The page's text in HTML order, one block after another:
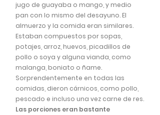
jugo de guayaba o mango, y medio
pan con lo mismo del desayuno. El
almuerzo y la comida eran similares.
Estaban compuestos por sopas,
potajes, arroz, huevos, picadillos de
pollo o soya y alguna vianda, como
malanga, boniato o ñame.
Sorprendentemente en todas las
comidas, dieron cárnicos, como pollo,
pescado e incluso una vez carne de res.
Las porciones eran bastante